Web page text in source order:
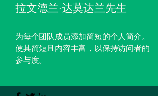
拉文德兰·达莫达兰先生
为每个团队成员添加简短的个人简介。
使其简短且内容丰富，以保持访问者的
参与度。